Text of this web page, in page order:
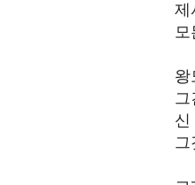
제
모
왕
그
신
그